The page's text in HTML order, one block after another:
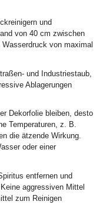
und
von 40 cm zwischen
von maximal
und Industriestaub,
Ablagerungen
Dekorfolie bleiben, desto
Temperaturen, z. B.
die ätzende Wirkung.
oder einer
entfernen und
aggressiven Mittel
zum Reinigen